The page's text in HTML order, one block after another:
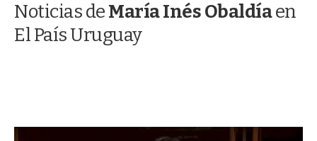
d
Noticias deMaría Inés Obaldíaen
El País Uruguay